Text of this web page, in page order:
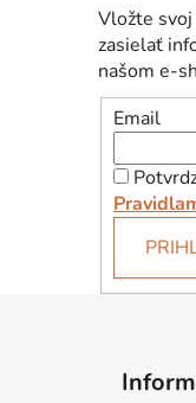
Vložte
zasielať
našom e-
Email